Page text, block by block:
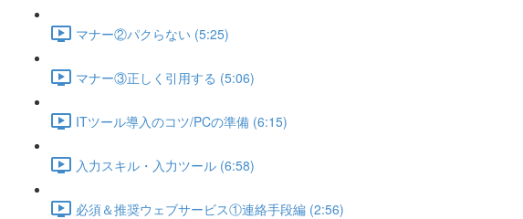
マナー②パクらない (5:25)
マナー③正しく引用する (5:06)
ITツール導入のコツ/PCの準備 (6:15)
入力スキル・入力ツール (6:58)
必須＆推奨ウェブサービス①連絡手段編 (2:56)